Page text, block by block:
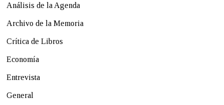
Análisis de la Agenda
Archivo de la Memoria
Crítica de Libros
Economía
Entrevista
General